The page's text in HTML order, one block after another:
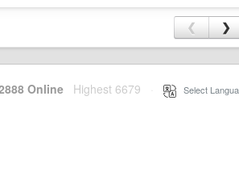
❮ ❯
Online Highest 6679 Select